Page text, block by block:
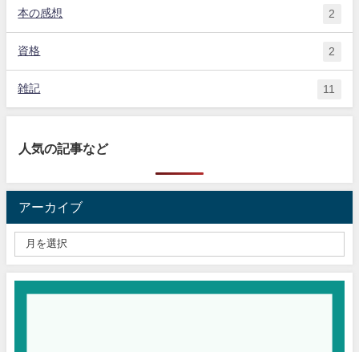
本の感想 2
資格 2
雑記 11
人気の記事など
アーカイブ